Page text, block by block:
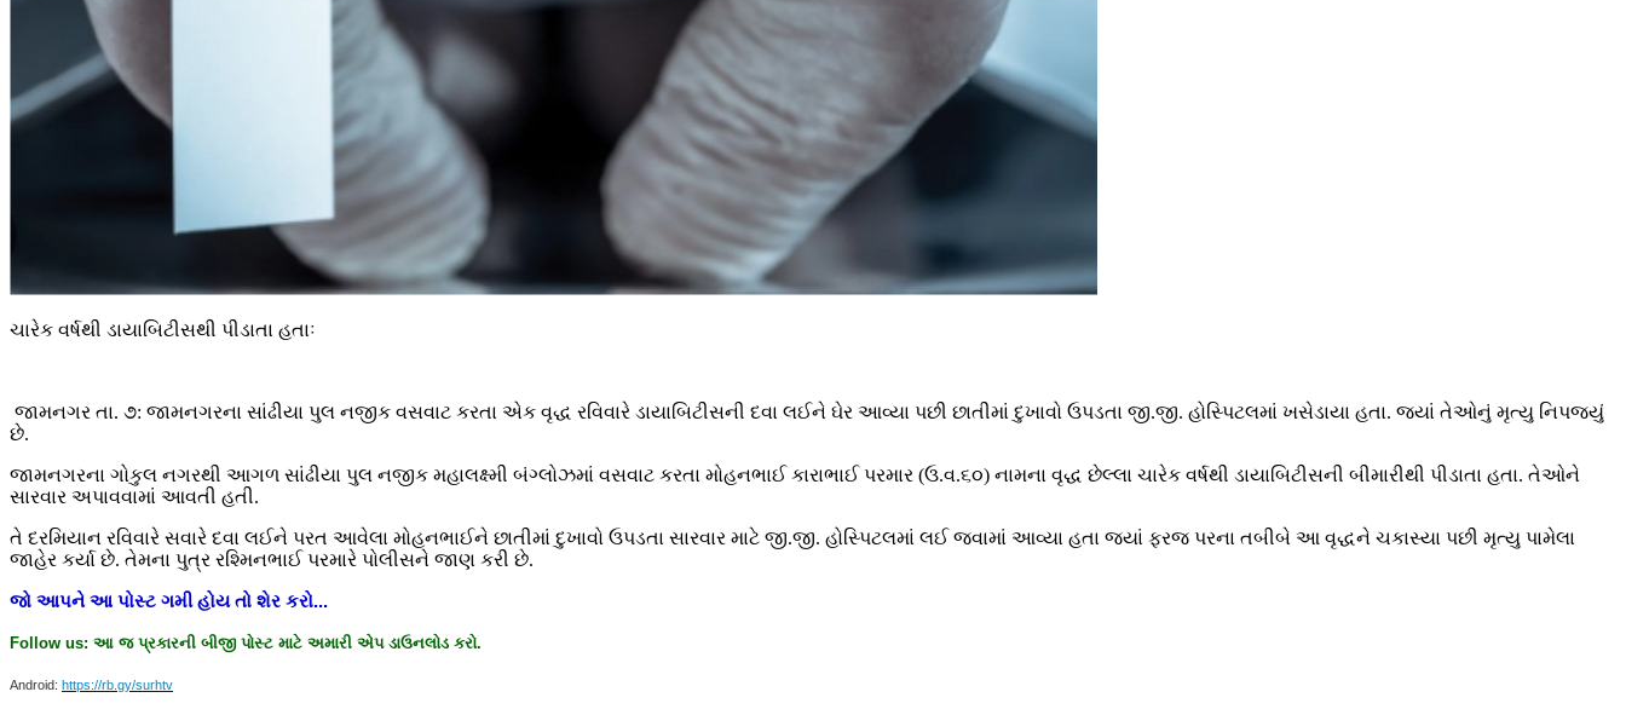
ચારેક વર્ષથી ડાયાબિટીસથી પીડાતા હતાઃ
જામનગર તા. ૭: જામનગરના સાંઢીયા પુલ નજીક વસવાટ કરતા એક વૃદ્ધ રવિવારે ડાયાબિટીસની દવા લઈને ઘેર આવ્યા પછી છાતીમાં દુખાવો ઉપડતા જી.જી. હોસ્પિટલમાં ખસેડાયા હતા. જ્યાં તેઓનું મૃત્યુ નિપજ્યું
છે.
જામનગરના ગોકુલ નગરથી આગળ સાંઢીયા પુલ નજીક મહાલક્ષ્મી બંગ્લોઝમાં વસવાટ કરતા મોહનભાઈ કારાભાઈ પરમાર (ઉ.વ.૬૦) નામના વૃદ્ધ છેલ્લા ચારેક વર્ષથી ડાયાબિટીસની બીમારીથી પીડાતા હતા. તેઓને
સારવાર અપાવવામાં આવતી હતી.
તે દરમિયાન રવિવારે સવારે દવા લઈને પરત આવેલા મોહનભાઈને છાતીમાં દુખાવો ઉપડતા સારવાર માટે જી.જી. હોસ્પિટલમાં લઈ જવામાં આવ્યા હતા જ્યાં ફરજ પરના તબીબે આ વૃદ્ધને ચકાસ્યા પછી મૃત્યુ પામેલા
જાહેર કર્યા છે. તેમના પુત્ર રશ્મિનભાઈ પરમારે પોલીસને જાણ કરી છે.
જો આપને આ પોસ્ટ ગમી હોય તો શેર કરો...
Follow us: આ જ પ્રકારની બીજી પોસ્ટ માટે અમારી એપ ડાઉનલોડ કરો.
Android: https://rb.gy/surhtv